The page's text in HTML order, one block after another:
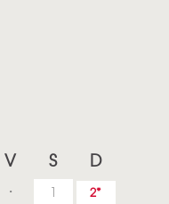
V S D
1 2